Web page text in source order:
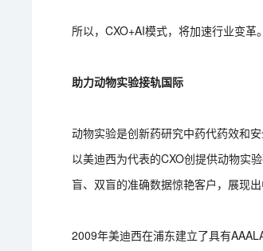
所以，CXO+AI模式，将加速行业变革。
助力动物实验接轨国际
动物实验是创新药研究中药代药效和
以美迪西为代表的CXO创提供动物实
盲、双盲的准确数据惊艳客户，展现出
2009年美迪西在浦东建立了具有